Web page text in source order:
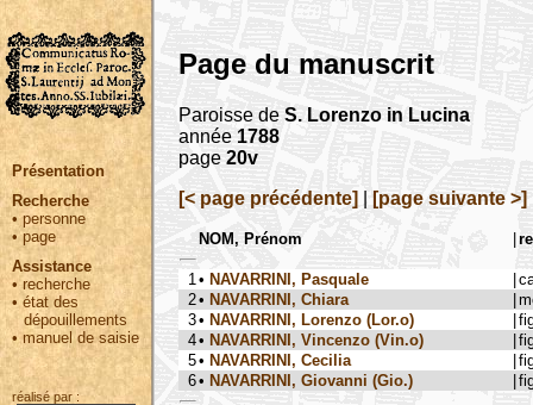
Présentation
Recherche
• personne
•page
Assistance
• recherche
•état des
dépouillements
•manuel de saisie
réalisé par :
Page du manuscrit
Paroisse de S. Lorenzo in Lucina
année 1788
page 20v
[< page précédente]
[page suivante >]
NOM, Prénom
1 • NAVARRINI, Pasquale
2• NAVARRINI, Chiara
3• NAVARRINI, Lorenzo (Lor.o)
4• NAVARRINI, Vincenzo (Vin.o)
5• NAVARRINI, Cecilia
6• NAVARRINI, Giovanni (Gio.)